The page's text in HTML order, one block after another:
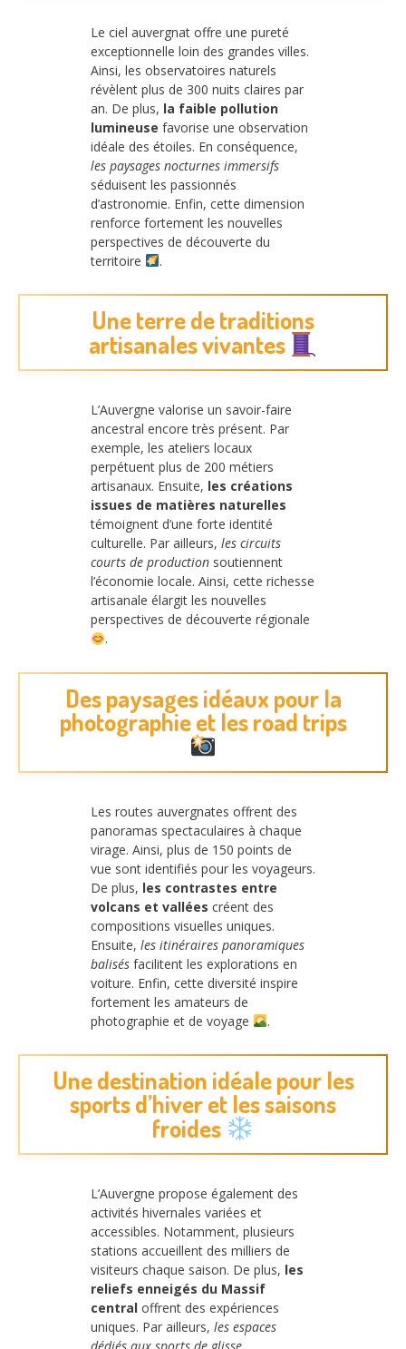
Le ciel auvergnat offre une pureté
exceptionnelle loin des grandes villes.
Ainsi, les observatoires naturels
révèlent plus de 300 nuits claires par
an. De plus, la faible pollution
lumineuse favorise une observation
idéale des étoiles. En conséquence,
les paysages nocturnes immersifs
séduisent les passionnés
d’astronomie. Enfin, cette dimension
renforce fortement les nouvelles
perspectives de découverte du
territoire
.
Une terre de traditions
artisanales vivantes
L’Auvergne valorise un savoir-faire
ancestral encore très présent. Par
exemple, les ateliers locaux
perpétuent plus de 200 métiers
artisanaux. Ensuite, les créations
issues de matières naturelles
témoignent d’une forte identité
culturelle. Par ailleurs, les circuits
courts de production soutiennent
l’économie locale. Ainsi, cette richesse
artisanale élargit les nouvelles
perspectives de découverte régionale
.
Des paysages idéaux pour la
photographie et les road trips
Les routes auvergnates offrent des
panoramas spectaculaires à chaque
virage. Ainsi, plus de 150 points de
vue sont identifiés pour les voyageurs.
De plus, les contrastes entre
volcans et vallées créent des
compositions visuelles uniques.
Ensuite, les itinéraires panoramiques
balisés facilitent les explorations en
voiture. Enfin, cette diversité inspire
fortement les amateurs de
photographie et de voyage
.
Une destination idéale pour les
sports d’hiver et les saisons
froides
L’Auvergne propose également des
activités hivernales variées et
accessibles. Notamment, plusieurs
stations accueillent des milliers de
visiteurs chaque saison. De plus, les
reliefs enneigés du Massif
central offrent des expériences
uniques. Par ailleurs, les espaces